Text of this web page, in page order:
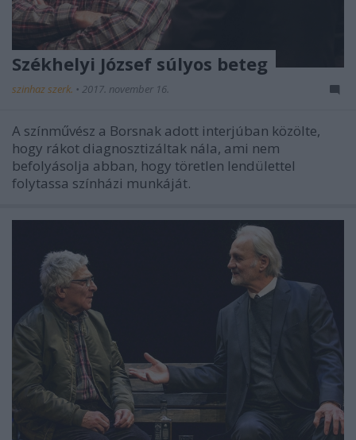
Székhelyi József súlyos beteg
szinhaz szerk. • 2017. november 16.
A színművész a Borsnak adott interjúban közölte,
hogy rákot diagnosztizáltak nála, ami nem
befolyásolja abban, hogy töretlen lendülettel
folytassa színházi munkáját.